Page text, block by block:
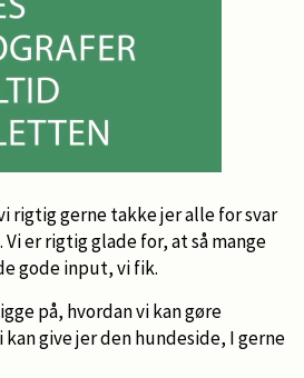
rigtig gerne takke jer alle for svar
Vi er rigtig glade for, at så mange
gode input, vi fik.
på, hvordan vi kan gøre
give jer den hundeside, I gerne